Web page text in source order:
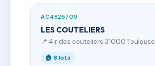
AC4825709
LES COUTELIERS
📍 4 r des couteliers 31000 Toulouse
🏠 8 lots